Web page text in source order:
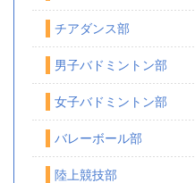
チアダンス部
男子バドミントン部
女子バドミントン部
バレーボール部
陸上競技部